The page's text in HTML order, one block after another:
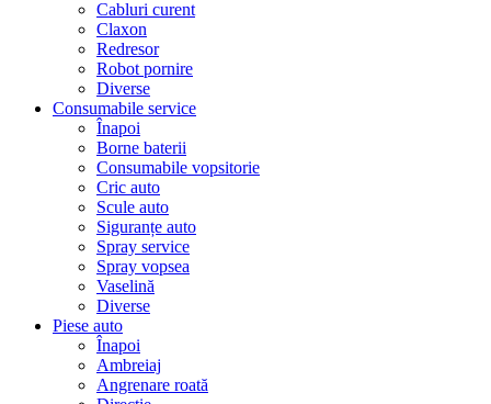
Cabluri curent
Claxon
Redresor
Robot pornire
Diverse
Consumabile service
Înapoi
Borne baterii
Consumabile vopsitorie
Cric auto
Scule auto
Siguranțe auto
Spray service
Spray vopsea
Vaselină
Diverse
Piese auto
Înapoi
Ambreiaj
Angrenare roată